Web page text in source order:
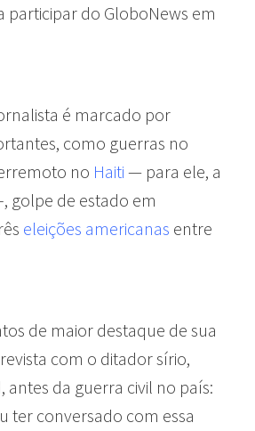
participar do GloboNews em
é marcado por
como guerras no
no Haiti — para ele, a
golpe de estado em
eleições americanas entre
de maior destaque de sua
com o ditador sírio,
antes da guerra civil no país:
ter conversado com essa